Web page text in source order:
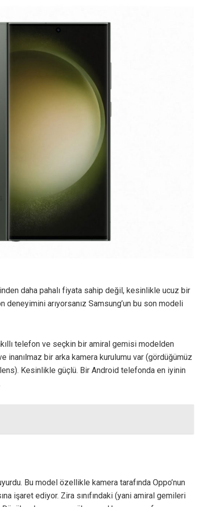
daha pahalı fiyata sahip değil, kesinlikle ucuz bir
arıyorsanız Samsung’un bu son modeli
telefon ve seçkin bir amiral gemisi modelden
inanılmaz bir arka kamera kurulumu var (gördüğümüz
Kesinlikle güçlü. Bir Android telefonda en iyinin
Bu model özellikle kamera tarafında Oppo’nun
işaret ediyor. Zira sınıfındaki (yani amiral gemileri